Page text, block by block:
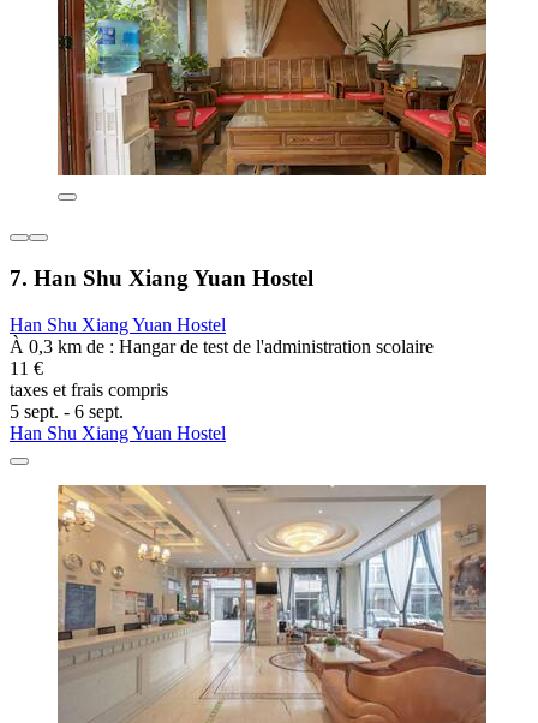
7. Han Shu Xiang Yuan Hostel
Han Shu Xiang Yuan Hostel
À 0,3 km de : Hangar de test de l'administration scolaire
11 €
taxes et frais compris
5 sept. - 6 sept.
Han Shu Xiang Yuan Hostel